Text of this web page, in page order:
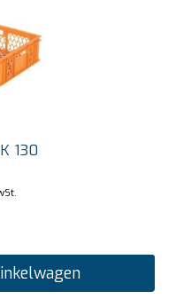
130